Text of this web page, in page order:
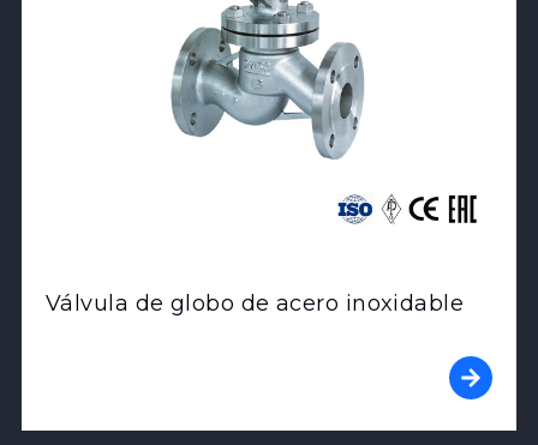
Válvula de globo de acero inoxidable